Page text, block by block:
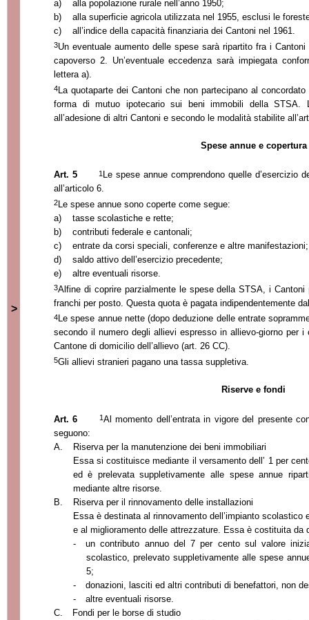
>
a)
alla popolazione rurale nell’anno 1950;
b)
alla superficie agricola utilizzata nel 1955, esclusi le
c)
all’indice della capacità finanziaria dei Cantoni nel 1961.
3Un eventuale aumento delle spese sarà ripartito fra i
capoverso 2. Un’eventuale eccedenza sarà impiegata
lettera a).
4La quotaparte dei Cantoni che non partecipano al
forma di mutuo ipotecario sui beni immobili della STSA.
all’adesione di altri Cantoni e secondo le modalità stabilite
Spese annue e copertura
Art. 5 1 Le spese annue comprendono quelle
all’articolo 6.
2Le spese annue sono coperte come segue:
a)
tasse scolastiche e rette;
b)
contributi federale e cantonali;
c)
entrate da corsi speciali, conferenze e altre manifestazioni;
d)
saldo attivo dell’esercizio precedente;
e)
altre eventuali risorse.
3Alfine di coprire parzialmente le spese della STSA, i Cantoni
franchi per posto. Questa quota è pagata indipendentemente
4Le spese annue nette (dopo deduzione delle entrate
secondo il numero degli allievi espresso in allievo-giorno per
Cantone di domicilio dell’allievo (art. 26 CC).
5Gli allievi stranieri pagano una tassa suppletiva.
Riserve e fondi
Art. 6 1Al momento dell’entrata in vigore del presente
seguono:
A.
Riserva per la manutenzione dei beni immobiliari
Essa si costituisce mediante il versamento dell’ 1 per
ed è prelevata suppletivamente alle spese annue
mediante altre risorse.
B.
Riserva per il rinnovamento delle installazioni
Essa è destinata al rinnovamento dell’impianto scolastico
e al miglioramento delle attrezzature. Essa è costituita da
-
un contributo annuo del 7 per cento sul valore
scolastico, prelevato suppletivamente alle spese
5;
-
donazioni, lasciti ed altri contributi di benefattori, non
-
altre eventuali risorse.
C.
Fondi per le borse di studio